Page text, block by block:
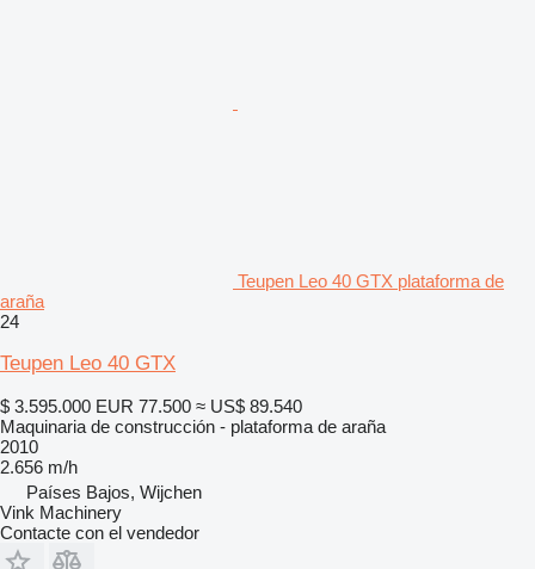
Teupen Leo 40 GTX plataforma de
araña
24
Teupen Leo 40 GTX
$ 3.595.000 EUR 77.500 ≈ US$ 89.540
Maquinaria de construcción - plataforma de araña
2010
2.656 m/h
Países Bajos, Wijchen
Vink Machinery
Contacte con el vendedor